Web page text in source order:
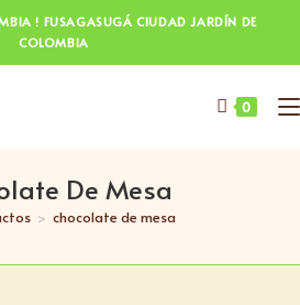
! FUSAGASUGÁ CIUDAD JARDÍN DE
COLOMBIA
0
De Mesa
> chocolate de mesa